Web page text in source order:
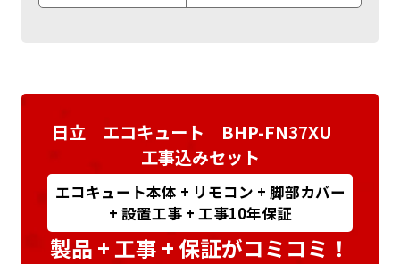
日立 エコキュート BHP-FN37XU
工事込みセット
エコキュート本体 + リモコン + 脚部カバー
+ 設置工事 + 工事10年保証
製品 + 工事 + 保証がコミコミ！